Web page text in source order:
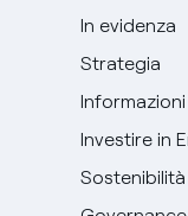
In evidenza
Strategia
Investire in
Sostenibilità